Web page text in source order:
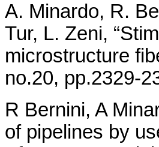
A. Minardo, R.
Tur, L. Zeni,
microstructure
no.20, pp.2329-
R Bernini, A
of pipelines by